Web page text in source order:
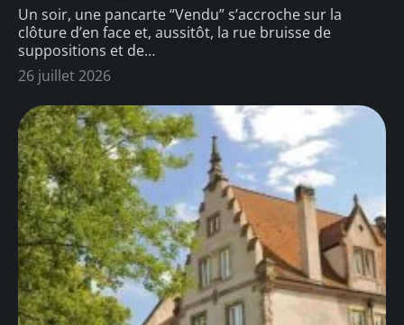
Un soir, une pancarte “Vendu” s’accroche sur la
clôture d’en face et, aussitôt, la rue bruisse de
suppositions et de…
26 juillet 2026